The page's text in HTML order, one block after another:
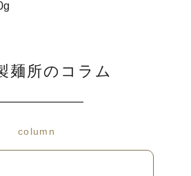
麺所のコラム
column